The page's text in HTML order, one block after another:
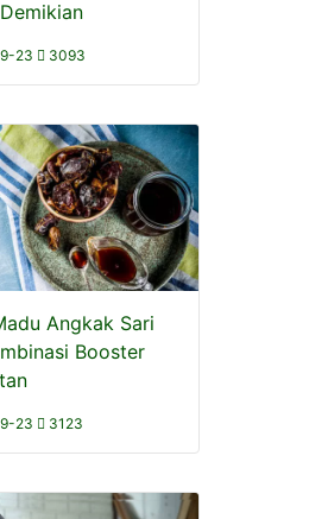
23 3093
Angkak Sari
Booster
23 3123